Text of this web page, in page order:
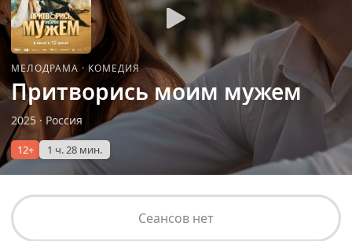
МЕЛОДРАМА ·КОМЕДИЯ
Притворись моим мужем
2025 · Россия
12+ 1 ч. 28 мин.
Сеансов нет